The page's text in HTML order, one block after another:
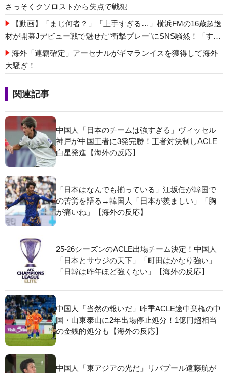
さっそくクソロストから失点で戦犯
【動画】「まじ何者？」「上手すぎる…」横浜FMの16歳超逸
材が開幕Jデビュー戦で魅せた“衝撃プレー”にSNS騒然！「すご
い才能」
海外「連覇確定」アーセナルがギマランイスを獲得して海外
大騒ぎ！
関連記事
中国人「日本のチームは強すぎる」ヴィッセル
神戸が中国王者に3発完勝！王者対決制しACLE
白星発進【海外の反応】
「日本はなんでも揃っている」江坂任が韓国で
の苦労を語る→韓国人「日本が羨ましい」「胸
が痛いね」【海外の反応】
25-26シーズンのACLE出場チーム決定！中国人
「日本とサウジの天下」「町田はかなり強い」
「日韓は昨年ほど強くない」【海外の反応】
中国人「当然の報いだ」昨季ACLE途中棄権の中
国・山東泰山に2年出場停止処分！1億円超相当
の金銭的処分も【海外の反応】
中国人「東アジアの光だ」リバプール遠藤航が